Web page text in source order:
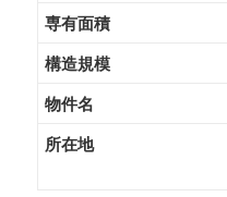
専有面積
構造規模
物件名
所在地